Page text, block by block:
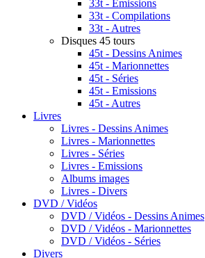
33t - Emissions
33t - Compilations
33t - Autres
Disques 45 tours
45t - Dessins Animes
45t - Marionnettes
45t - Séries
45t - Emissions
45t - Autres
Livres
Livres - Dessins Animes
Livres - Marionnettes
Livres - Séries
Livres - Emissions
Albums images
Livres - Divers
DVD / Vidéos
DVD / Vidéos - Dessins Animes
DVD / Vidéos - Marionnettes
DVD / Vidéos - Séries
Divers